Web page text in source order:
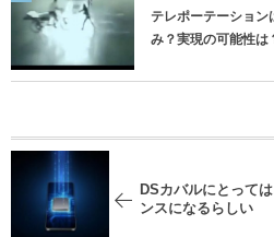
テレポーテーション
み？実現の可能性は
DSカバルにとって
ンスになるらしい